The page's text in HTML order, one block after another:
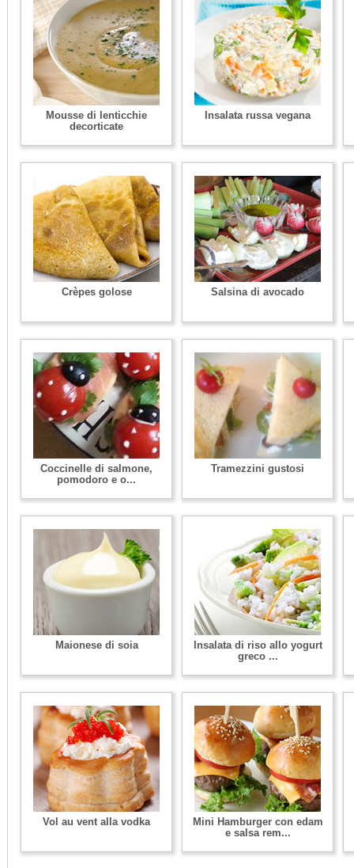
Mousse di lenticchie
decorticate
Insalata russa vegana
Crèpes golose Salsina di avocado
Coccinelle di salmone,
pomodoro e o...
Tramezzini gustosi
Maionese di soia
Insalata di riso allo yogurt
greco ...
Vol au vent alla vodka
Mini Hamburger con edam
e salsa rem...